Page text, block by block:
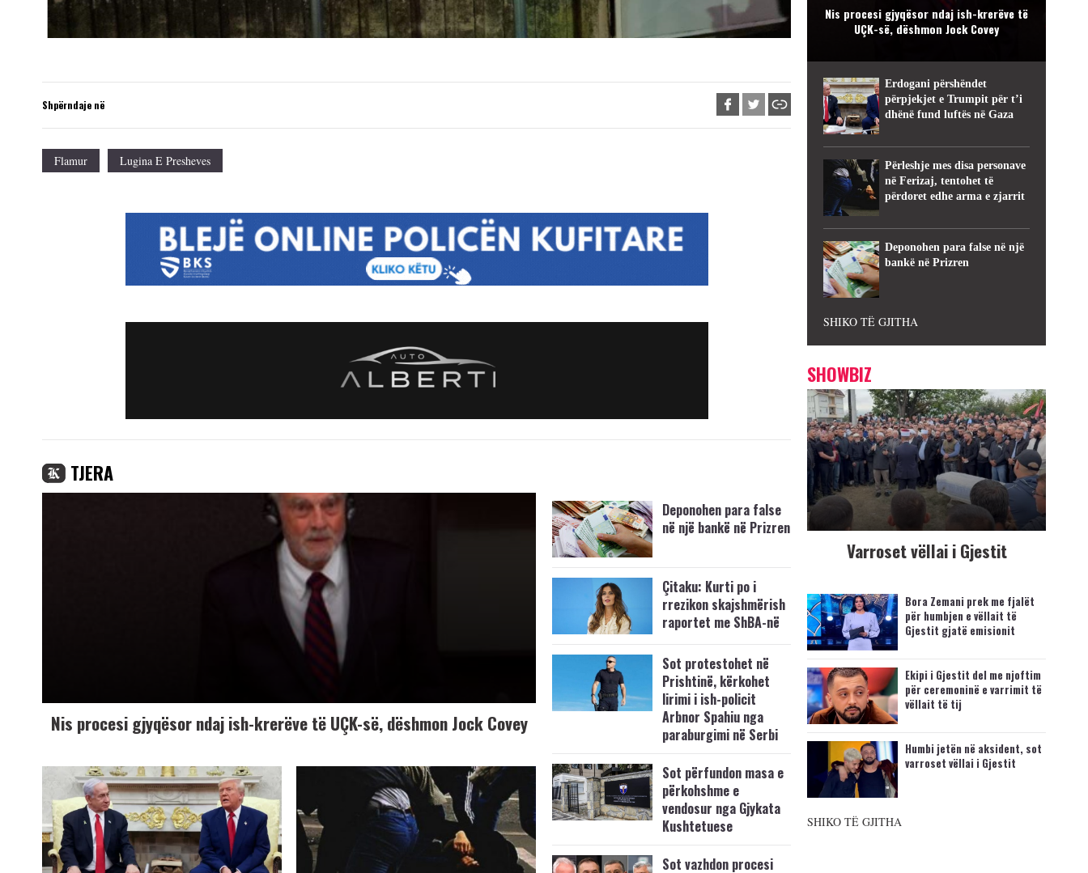
Shpërndaje në
Flamur Lugina E Presheves
TJERA
Nis procesi gjyqësor ndaj ish-krerëve të UÇK-së, dëshmon Jock Covey
Deponohen para false
në një bankë në Prizren
Çitaku: Kurti po i
rrezikon skajshmërish
raportet me ShBA-në
Sot protestohet në
Prishtinë, kërkohet
lirimi i ish-policit
Arbnor Spahiu nga
paraburgimi në Serbi
Sot përfundon masa e
përkohshme e
vendosur nga Gjykata
Kushtetuese
Sot vazhdon procesi
Nis procesi gjyqësor ndaj ish-krerëve të
UÇK-së, dëshmon Jock Covey
Erdogani përshëndet
përpjekjet e Trumpit për t’i
dhënë fund luftës në Gaza
Përleshje mes disa personave
në Ferizaj, tentohet të
përdoret edhe arma e zjarrit
Deponohen para false në një
bankë në Prizren
SHIKO TË GJITHA
SHOWBIZ
Varroset vëllai i Gjestit
Bora Zemani prek me fjalët
për humbjen e vëllait të
Gjestit gjatë emisionit
Ekipi i Gjestit del me njoftim
për ceremoninë e varrimit të
vëllait të tij
Humbi jetën në aksident, sot
varroset vëllai i Gjestit
SHIKO TË GJITHA